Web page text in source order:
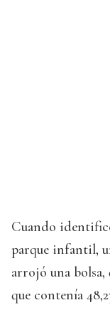
Cuando
parque infantil,
arrojó una bolsa,
que contenía